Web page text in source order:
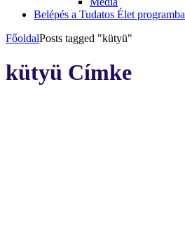
Belépés a Tudatos Élet programba
FőoldalPosts tagged "kütyü"
kütyü Címke